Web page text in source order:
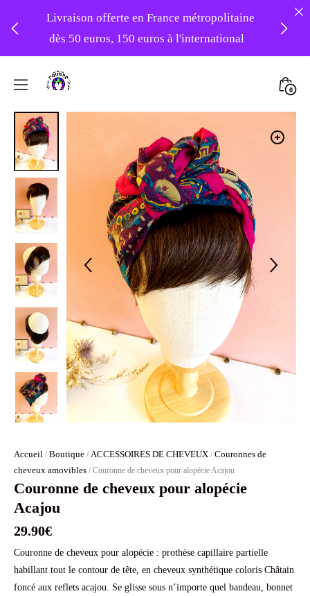
Livraison offerte en France métropolitaine
dès 50 euros, 150 euros à l'international
Foudre
Turbans
0
Accueil / Boutique / ACCESSOIRES DE CHEVEUX / Couronnes de
cheveux amovibles / Couronne de cheveux pour alopécie Acajou
Couronne de cheveux pour alopécie
Acajou
29.90€
Couronne de cheveux pour alopécie : prothèse capillaire partielle
habillant tout le contour de tête, en cheveux synthétique coloris Châtain
foncé aux reflets acajou. Se glisse sous n’importe quel bandeau, bonnet